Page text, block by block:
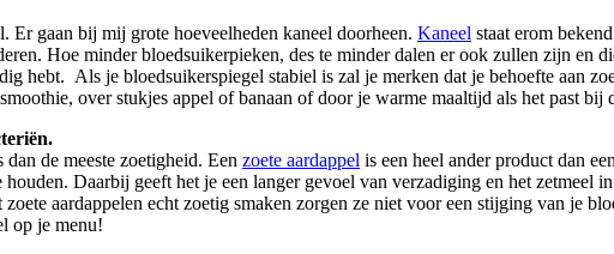
Er gaan bij mij grote hoeveelheden kaneel doorheen. Kaneel staat erom
Hoe minder bloedsuikerpieken, des te minder dalen er ook zullen zijn en
hebt. Als je bloedsuikerspiegel stabiel is zal je merken dat je behoefte aan
over stukjes appel of banaan of door je warme maaltijd als het past bij
de meeste zoetigheid. Een zoete aardappel is een heel ander product dan
Daarbij geeft het je een langer gevoel van verzadiging en het zetmeel
aardappelen echt zoetig smaken zorgen ze niet voor een stijging van je
op je menu!